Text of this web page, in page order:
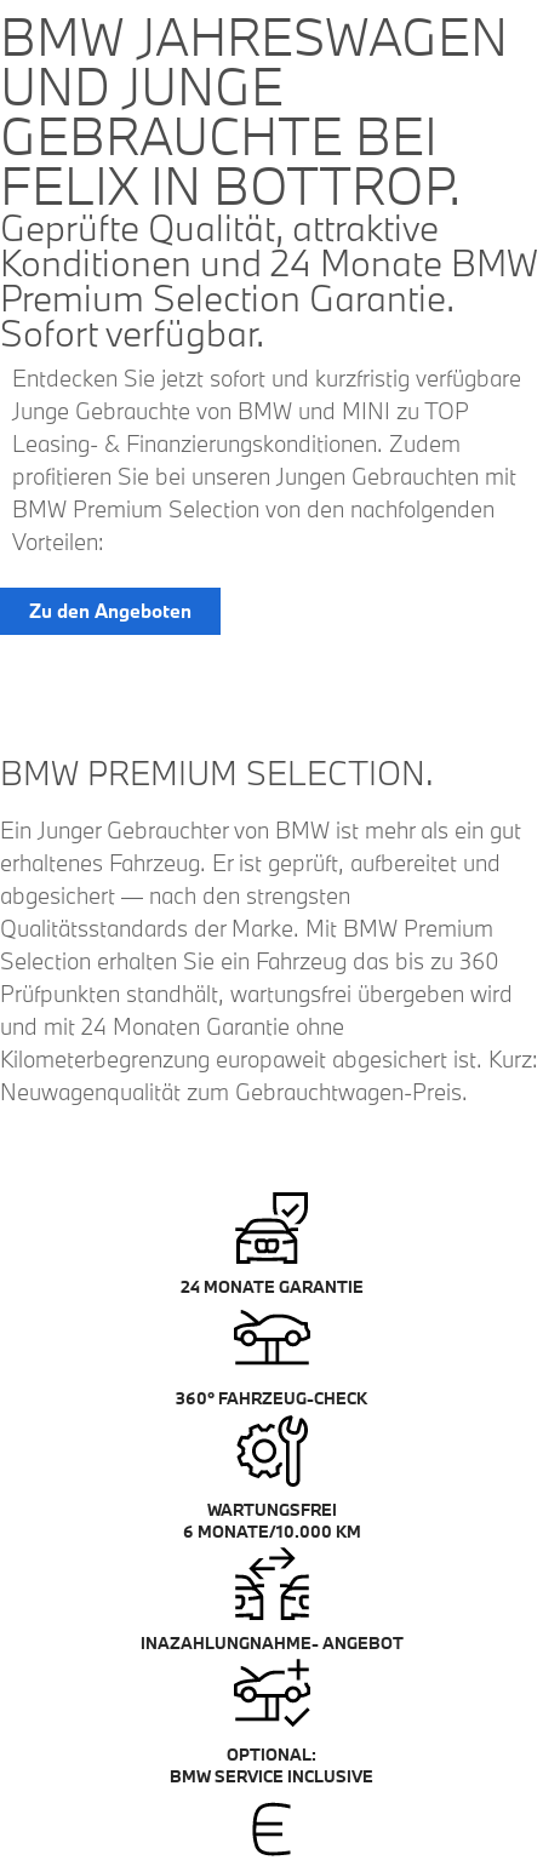
BMW JAHRESWAGEN
UND JUNGE
GEBRAUCHTE BEI
FELIX IN BOTTROP.
Geprüfte Qualität, attraktive
Konditionen und 24 Monate BMW
Premium Selection Garantie.
Sofort verfügbar.
Entdecken Sie jetzt sofort und kurzfristig verfügbare
Junge Gebrauchte von BMW und MINI zu TOP
Leasing- & Finanzierungskonditionen. Zudem
profitieren Sie bei unseren Jungen Gebrauchten mit
BMW Premium Selection von den nachfolgenden
Vorteilen:
Zu den Angeboten
BMW PREMIUM SELECTION.
Ein Junger Gebrauchter von BMW ist mehr als ein gut
erhaltenes Fahrzeug. Er ist geprüft, aufbereitet und
abgesichert — nach den strengsten
Qualitätsstandards der Marke. Mit BMW Premium
Selection erhalten Sie ein Fahrzeug das bis zu 360
Prüfpunkten standhält, wartungsfrei übergeben wird
und mit 24 Monaten Garantie ohne
Kilometerbegrenzung europaweit abgesichert ist. Kurz:
Neuwagenqualität zum Gebrauchtwagen-Preis.
24 MONATE GARANTIE
360° FAHRZEUG-CHECK
WARTUNGSFREI
6 MONATE/10.000 KM
INAZAHLUNGNAHME- ANGEBOT
OPTIONAL:
BMW SERVICE INCLUSIVE